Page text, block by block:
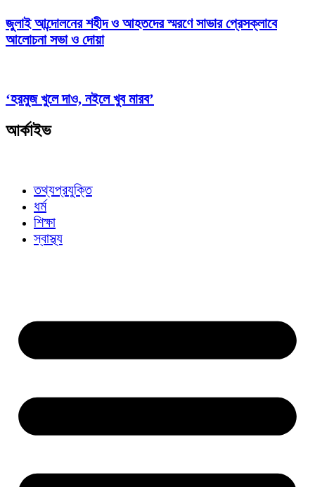
জুলাই আন্দোলনের শহীদ ও আহতদের স্মরণে সাভার প্রেসক্লাবে
আলোচনা সভা ও দোয়া
‘হরমুজ খুলে দাও, নইলে খুব মারব’
আর্কাইভ
তথ্যপ্রযুক্তি
ধর্ম
শিক্ষা
স্বাস্থ্য